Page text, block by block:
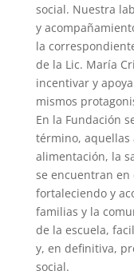
social. Nuestra
y
la
de la Lic. María
incentivar y
mismos
En la Fundación
término, aquellas
alimentación, la
se encuentran en
fortaleciendo y
familias y la
de la escuela,
y, en definitiva,
social.